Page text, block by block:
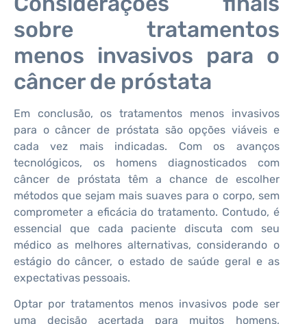
sobre tratamentos
menos invasivos para o
câncer de próstata
Em conclusão, os tratamentos menos invasivos
para o câncer de próstata são opções viáveis e
cada vez mais indicadas. Com os avanços
tecnológicos, os homens diagnosticados com
câncer de próstata têm a chance de escolher
métodos que sejam mais suaves para o corpo, sem
comprometer a eficácia do tratamento. Contudo, é
essencial que cada paciente discuta com seu
médico as melhores alternativas, considerando o
estágio do câncer, o estado de saúde geral e as
expectativas pessoais.
Optar por tratamentos menos invasivos pode ser
uma decisão acertada para muitos homens,